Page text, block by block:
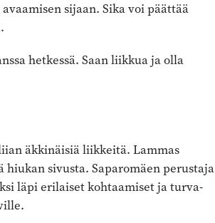
sijaan. Sika voi päättää
hetkessä. Saan liikkua ja olla
äkkinäisiä liikkeitä. Lammas
sivusta. Saparomäen perustaja
läpi erilaiset kohtaamiset ja turva-